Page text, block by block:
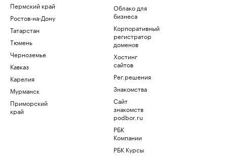
Пермский край
Ростов-на-Дону
Татарстан
Тюмень
Черноземье
Кавказ
Карелия
Мурманск
Приморский
край
Облако для
бизнеса
Корпоративный
регистратор
доменов
Хостинг
сайтов
Рег.решения
Знакомства
Сайт
знакомств
podbor.ru
РБК
Компании
РБК Курсы